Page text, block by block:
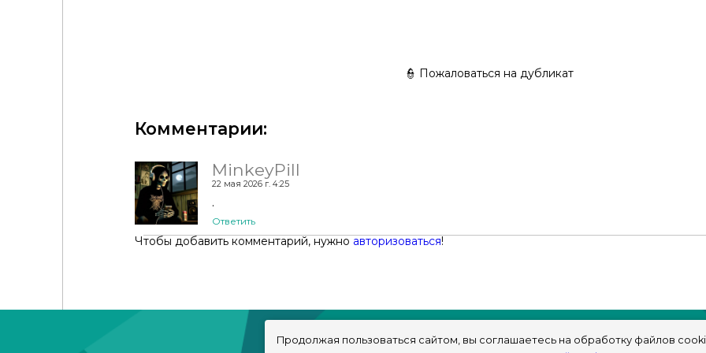
👮 Пожаловаться на дубликат
Комментарии:
MinkeyPill
22 мая 2026 г. 4:25
.
Ответить
Чтобы добавить комментарий, нужно авторизоваться!
Продолжая пользоваться сайтом, вы соглашаетесь на обработку файлов